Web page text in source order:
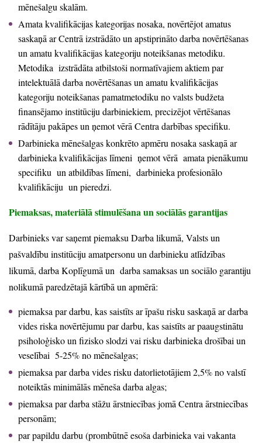
mēnešalgu skalām.
Amata kvalifikācijas kategorijas nosaka, novērtējot amatus
saskaņā ar Centrā izstrādāto un apstiprināto darba novērtēšanas
un amatu kvalifikācijas kategoriju noteikšanas metodiku.
Metodika izstrādāta atbilstoši normatīvajiem aktiem par
intelektuālā darba novērtēšanas un amatu kvalifikācijas
kategoriju noteikšanas pamatmetodiku no valsts budžeta
finansējamo institūciju darbiniekiem, precizējot vērtēšanas
rādītāju pakāpes un ņemot vērā Centra darbības specifiku.
Darbinieka mēnešalgas konkrēto apmēru nosaka saskaņā ar
darbinieka kvalifikācijas līmeni ņemot vērā amata pienākumu
specifiku un atbildības līmeni, darbinieka profesionālo
kvalifikāciju un pieredzi.
Piemaksas, materiālā stimulēšana un sociālās garantijas
Darbinieks var saņemt piemaksu Darba likumā, Valsts un
pašvaldību institūciju amatpersonu un darbinieku atlīdzības
likumā, darba Koplīgumā un darba samaksas un sociālo garantiju
nolikumā paredzētajā kārtībā un apmērā:
piemaksa par darbu, kas saistīts ar īpašu risku saskaņā ar darba
vides riska novērtējumu par darbu, kas saistīts ar paaugstinātu
psiholoģisko un fizisko slodzi vai risku darbinieka drošībai un
veselībai 5-25% no mēnešalgas;
piemaksa par darba vides risku datorlietotājiem 2,5% no valstī
noteiktās minimālās mēneša darba algas;
piemaksa par darba stāžu ārstniecības jomā Centra ārstniecības
personām;
par papildu darbu (prombūtnē esoša darbinieka vai vakanta